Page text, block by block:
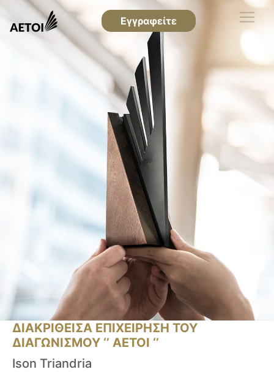
Εγγραφείτε
ΔΙΑΚΡΙΘΕΙΣΑ ΕΠΙΧΕΙΡΗΣΗ ΤΟΥ
ΔΙΑΓΩΝΙΣΜΟΥ ‘’ ΑΕΤΟΙ ‘’
Ison Triandria